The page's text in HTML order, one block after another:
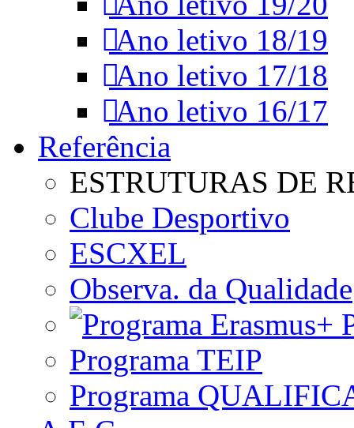
Ano letivo 18/19
Ano letivo 17/18
Ano letivo 16/17
Referência
ESTRUTURAS DE
Clube Desportivo
ESCXEL
Observa. da Qualidade
Programa TEIP
Programa